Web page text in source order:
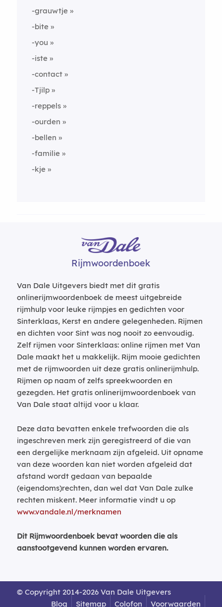
-grauwtje
-bite
-you
-iste
-contact
-Tjilp
-reppels
-ourden
-bellen
-familie
-kje
Rijmwoordenboek
Van Dale Uitgevers biedt met dit gratis
onlinerijmwoordenboek de meest uitgebreide
rijmhulp voor leuke rijmpjes en gedichten voor
Sinterklaas, Kerst en andere gelegenheden. Rijmen
en dichten voor Sint was nog nooit zo eenvoudig.
Zelf rijmen voor Sinterklaas: online rijmen met Van
Dale maakt het u makkelijk. Rijm mooie gedichten
met de rijmwoorden uit deze gratis onlinerijmhulp.
Rijmen op naam of zelfs spreekwoorden en
gezegden. Het gratis onlinerijmwoordenboek van
Van Dale staat altijd voor u klaar.
Deze data bevatten enkele trefwoorden die als
ingeschreven merk zijn geregistreerd of die van
een dergelijke merknaam zijn afgeleid. Uit opname
van deze woorden kan niet worden afgeleid dat
afstand wordt gedaan van bepaalde
(eigendoms)rechten, dan wel dat Van Dale zulke
rechten miskent. Meer informatie vindt u op
www.vandale.nl/merknamen
Dit Rijmwoordenboek bevat woorden die als
aanstootgevend kunnen worden ervaren.
© Copyright 2014-2026 Van Dale Uitgevers
Blog
Sitemap Colofon Voorwaarden